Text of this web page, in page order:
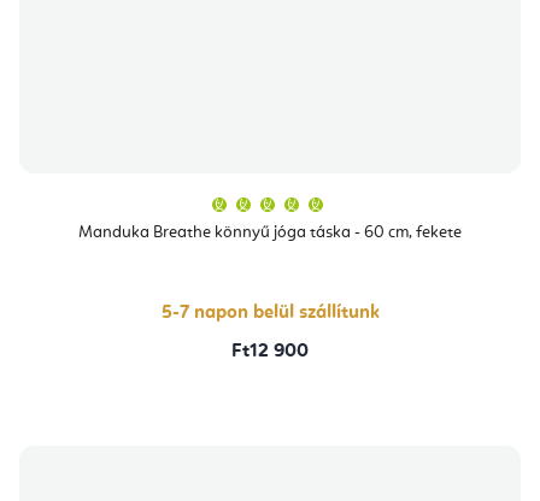
Manduka Breathe könnyű jóga táska - 60 cm, fekete
átlagos
értékelése
csillag.
5-7 napon belül szállítunk
Ft12 900